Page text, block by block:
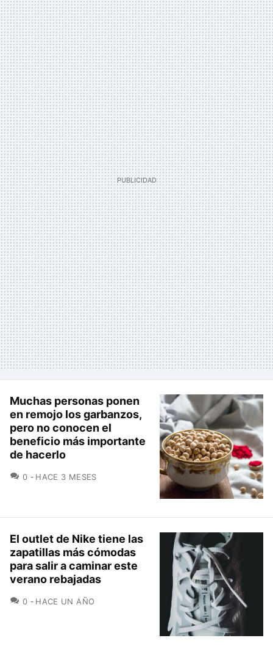
Muchas personas ponen
en remojo los garbanzos,
pero no conocen el
beneficio más importante
de hacerlo
0 COMENTARIOS
HACE 3 MESES
El outlet de Nike tiene las
zapatillas más cómodas
para salir a caminar este
verano rebajadas
0 COMENTARIOS
HACE UN AÑO